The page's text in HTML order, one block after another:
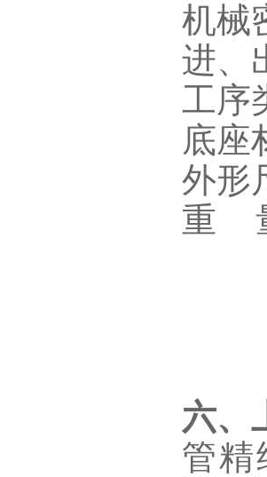
机械
进、
工序
底座
外形
重
六、
管精